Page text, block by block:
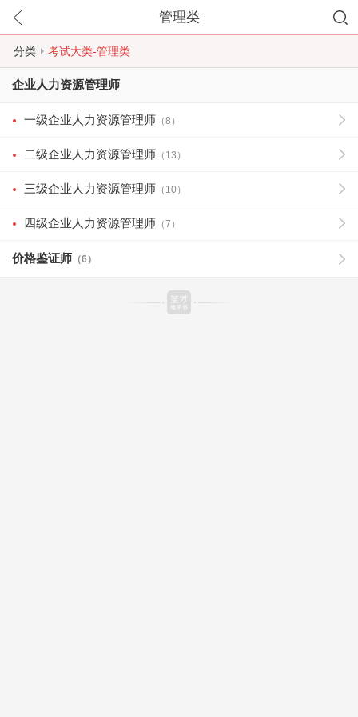
管理类
分类 考试大类-管理类
企业人力资源管理师
一级企业人力资源管理师 （8）
二级企业人力资源管理师 （13）
三级企业人力资源管理师 （10）
四级企业人力资源管理师 （7）
价格鉴证师 （6）